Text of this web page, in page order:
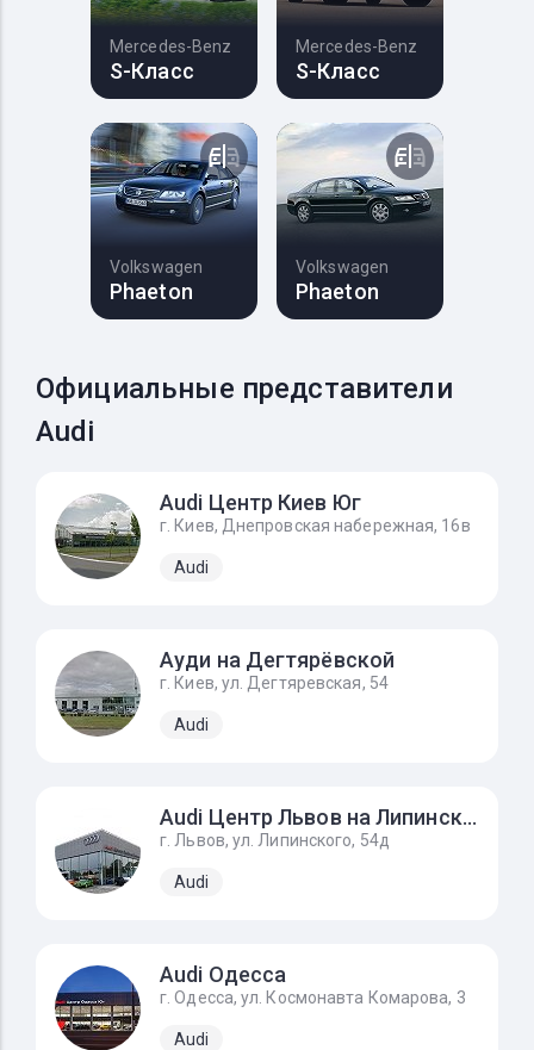
Mercedes-Benz
S-Класс
Mercedes-Benz
S-Класс
Volkswagen
Phaeton
Volkswagen
Phaeton
Официальные представители
Audi
Audi Центр Киев Юг
г. Киев, Днепровская набережная, 16в
Audi
Ауди на Дегтярёвской
г. Киев, ул. Дегтяревская, 54
Audi
Audi Центр Львов на Липинского
г. Львов, ул. Липинского, 54д
Audi
Audi Одесса
г. Одесса, ул. Космонавта Комарова, 3
Audi